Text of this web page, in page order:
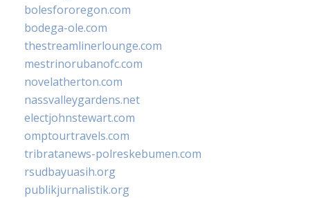
bolesfororegon.com
bodega-ole.com
thestreamlinerlounge.com
mestrinorubanofc.com
novelatherton.com
nassvalleygardens.net
electjohnstewart.com
omptourtravels.com
tribratanews-polreskebumen.com
rsudbayuasih.org
publikjurnalistik.org